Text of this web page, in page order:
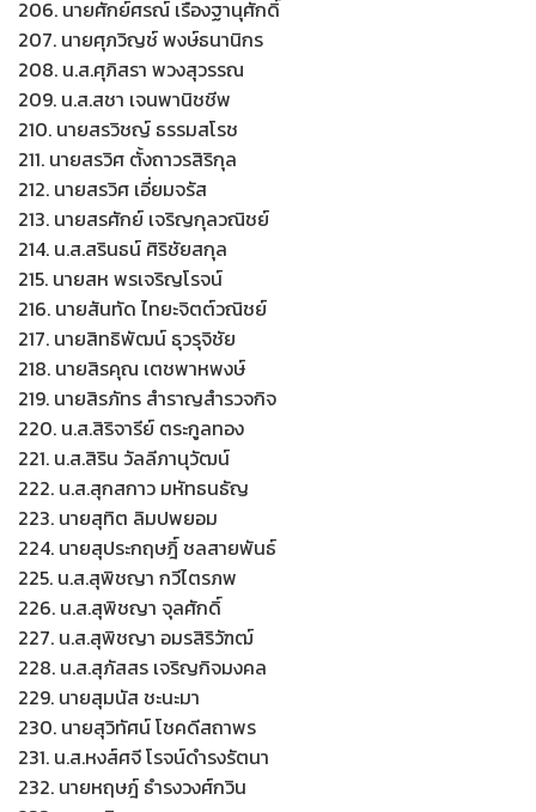
206. นายศักย์ศรณ์ เรืองฐานุศักดิ์
207. นายศุภวิญช์ พงษ์ธนานิกร
208. น.ส.ศุภิสรา พวงสุวรรณ
209. น.ส.สชา เจนพานิชชีพ
210. นายสรวิชญ์ ธรรมสโรช
211. นายสรวิศ ตั้งถาวรสิริกุล
212. นายสรวิศ เอี่ยมจรัส
213. นายสรศักย์ เจริญกุลวณิชย์
214. น.ส.สรินธน์ ศิริชัยสกุล
215. นายสห พรเจริญโรจน์
216. นายสันทัด ไทยะจิตต์วณิชย์
217. นายสิทธิพัฒน์ ธุวรุจิชัย
218. นายสิรคุณ เตชพาหพงษ์
219. นายสิรภัทร สำราญสำรวจกิจ
220. น.ส.สิริจารีย์ ตระกูลทอง
221. น.ส.สิริน วัลลีภานุวัฒน์
222. น.ส.สุกสกาว มหัทธนธัญ
223. นายสุทิต ลิมปพยอม
224. นายสุประกฤษฎิ์ ชลสายพันธ์
225. น.ส.สุพิชญา กวีไตรภพ
226. น.ส.สุพิชญา จุลศักดิ์
227. น.ส.สุพิชญา อมรสิริวัฑฒ์
228. น.ส.สุภัสสร เจริญกิจมงคล
229. นายสุมนัส ชะนะมา
230. นายสุวิทัศน์ โชคดีสถาพร
231. น.ส.หงส์ศจี โรจน์ดำรงรัตนา
232. นายหฤษฎ์ ธำรงวงศ์กวิน